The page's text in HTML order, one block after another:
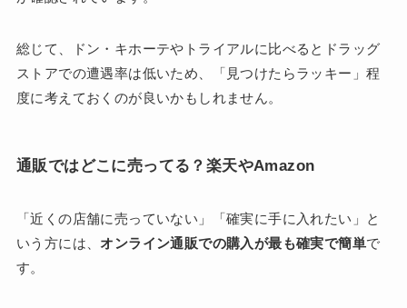
総じて、ドン・キホーテやトライアルに比べるとドラッグ
ストアでの遭遇率は低いため、「見つけたらラッキー」程
度に考えておくのが良いかもしれません。
通販ではどこに売ってる？楽天やAmazon
「近くの店舗に売っていない」「確実に手に入れたい」と
いう方には、オンライン通販での購入が最も確実で簡単で
す。